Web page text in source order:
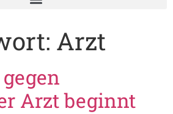
Arzt
Arzt beginnt